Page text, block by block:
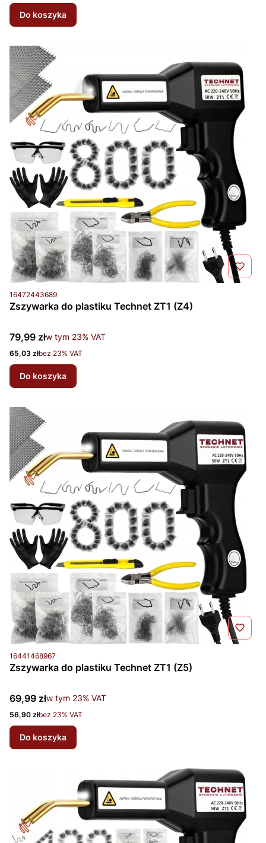
Do koszyka
Kod produktu
16472443689
Zszywarka do plastiku Technet ZT1 (Z4)
Cena brutto
79,99 złw tym %s VAT
w tym 23% VAT
Cena netto
65,03 złbez 23% VAT
Do koszyka
Kod produktu
16441468967
Zszywarka do plastiku Technet ZT1 (Z5)
Cena brutto
69,99 złw tym %s VAT
w tym 23% VAT
Cena netto
56,90 złbez 23% VAT
Do koszyka